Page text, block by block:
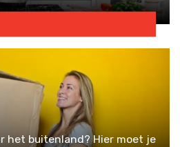
het buitenland? Hier moet je